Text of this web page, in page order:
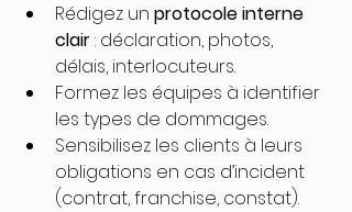
Rédigez un protocole interne
clair : déclaration, photos,
délais, interlocuteurs.
Formez les équipes à identifier
les types de dommages.
Sensibilisez les clients à leurs
obligations en cas d’incident
(contrat, franchise, constat).